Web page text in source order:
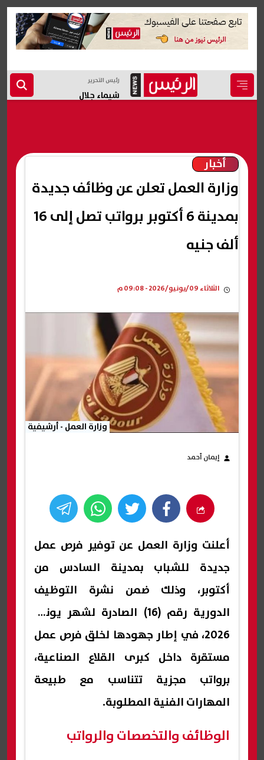
رئيس التحرير
شيماء جلال
أخبار
وزارة العمل تعلن عن وظائف جديدة
بمدينة 6 أكتوبر برواتب تصل إلى 16
ألف جنيه
الثلاثاء 09/يونيو/2026 - 09:08 م
وزارة العمل - أرشيفية
إيمان أحمد
أعلنت وزارة العمل عن توفير فرص عمل
جديدة للشباب بمدينة السادس من
أكتوبر، وذلك ضمن نشرة التوظيف
الدورية رقم (16) الصادرة لشهر يونيو
2026، في إطار جهودها لخلق فرص عمل
مستقرة داخل كبرى القلاع الصناعية،
برواتب مجزية تتناسب مع طبيعة
المهارات الفنية المطلوبة.
الوظائف والتخصصات والرواتب